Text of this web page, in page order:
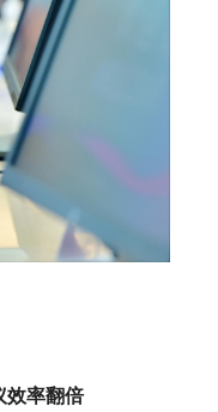
效率翻倍